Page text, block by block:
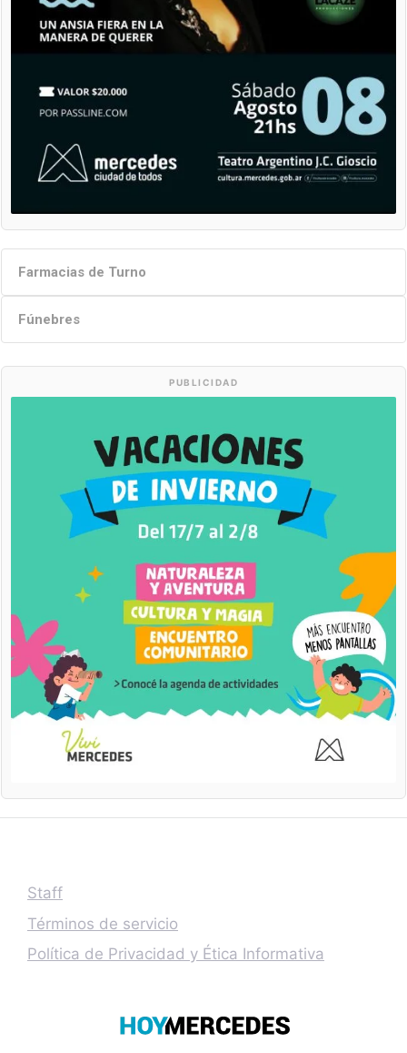
Farmacias de Turno
Fúnebres
PUBLICIDAD
Staff
Términos de servicio
Política de Privacidad y Ética Informativa